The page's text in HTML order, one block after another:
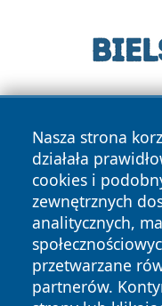
Nasza strona
działała
cookies i
zewnętrznych
analitycznych,
przetwarzane
partnerów.
Copyright © 2026
zastrzeżone.
News Autorzy